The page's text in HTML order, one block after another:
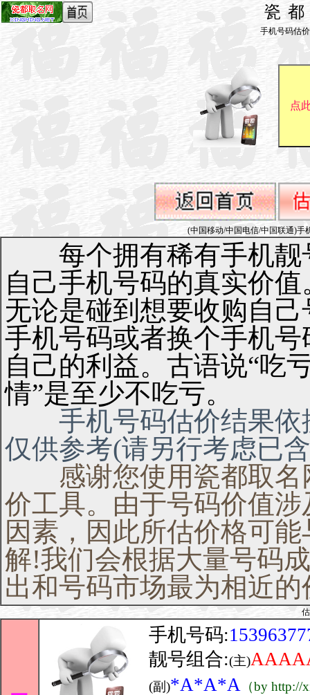
瓷
手机号码估
(中国移动/中国电信/中国联通)
每个拥有稀有手机靓
自己手机号码的真实价
无论是碰到想要收购自
手机号码或者换个手机
自己的利益。古语说“吃
情”是至少不吃亏。
手机号码估价结果依
仅供参考(请另行考虑已
感谢您使用瓷都取名
价工具。由于号码价值
因素，因此所估价格可
解!我们会根据大量号码
出和号码市场最为相近的
手机号码:
靓号组合:(主)
(副)*A*A*A （by